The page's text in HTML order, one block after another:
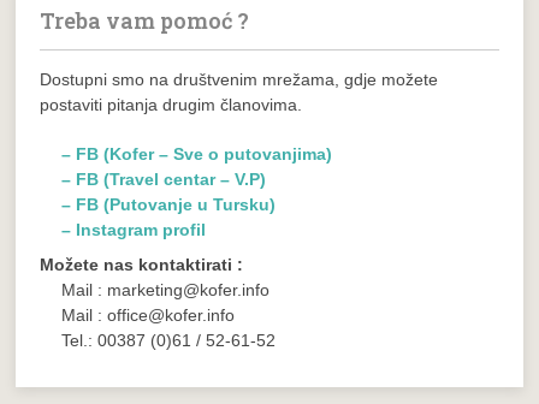
Treba vam pomoć ?
Dostupni smo na društvenim mrežama, gdje možete
postaviti pitanja drugim članovima.
– FB (Kofer – Sve o putovanjima)
– FB (Travel centar – V.P)
– FB (Putovanje u Tursku)
– Instagram profil
Možete nas kontaktirati :
Mail : marketing@kofer.info
Mail : office@kofer.info
Tel.: 00387 (0)61 / 52-61-52